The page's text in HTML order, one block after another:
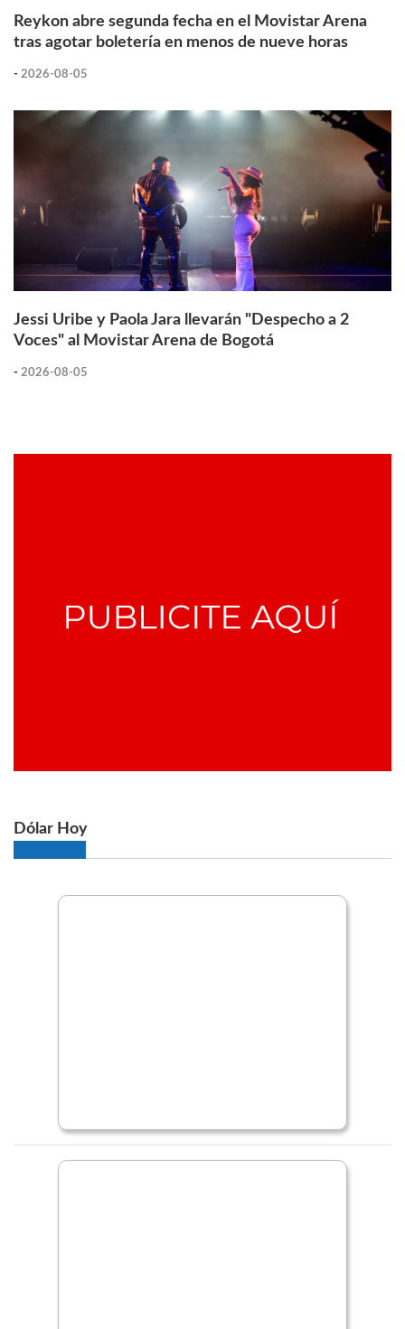
Reykon abre segunda fecha en el Movistar Arena
tras agotar boletería en menos de nueve horas
- 2026-08-05
Jessi Uribe y Paola Jara llevarán "Despecho a 2
Voces" al Movistar Arena de Bogotá
- 2026-08-05
Dólar Hoy